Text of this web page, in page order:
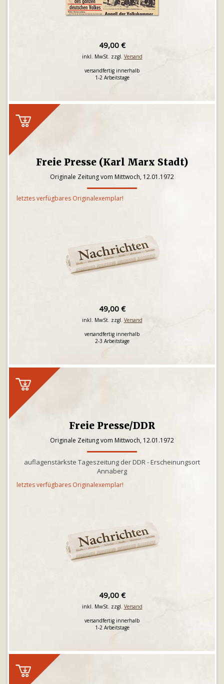
49,00 €
inkl. MwSt. zzgl. Versand
versandfertig innerhalb
1-2 Arbeitstage
Freie Presse (Karl Marx Stadt)
Originale Zeitung vom Mittwoch, 12.01.1972
letztes verfügbares Originalexemplar!
49,00 €
inkl. MwSt. zzgl. Versand
versandfertig innerhalb
2-3 Arbeitstage
Freie Presse/DDR
Originale Zeitung vom Mittwoch, 12.01.1972
auflagenstärkste Tageszeitung der DDR - Erscheinungsort
Annaberg
letztes verfügbares Originalexemplar!
49,00 €
inkl. MwSt. zzgl. Versand
versandfertig innerhalb
1-2 Arbeitstage